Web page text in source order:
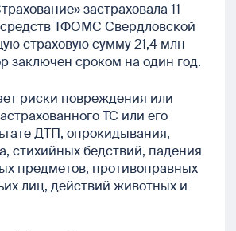
застраховала 11
ТФОМС Свердловской
страховую сумму 21,4 млн
заключен сроком на один год.
риски повреждения или
ТС или его
ДТП, опрокидывания,
стихийных бедствий, падения
предметов, противоправных
лиц, действий животных и